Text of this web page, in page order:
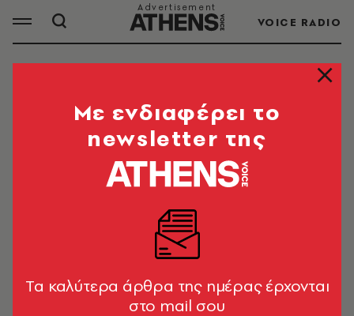
VOICE RADIO
ΣΙ ΤΖΙΝΠΙΝΓΚ
ΟΛΑ ΤΑ ΑΡΘΡΑ ΤΟΥ TAG
ΚΟΣΜΟΣ
σπάνια συνάντηση με τον Κιμ Γιονγκ
Ουν
Mε ενδιαφέρει το
newsletter της
Tα καλύτερα άρθρα της ημέρας έρχονται
στο mail σου